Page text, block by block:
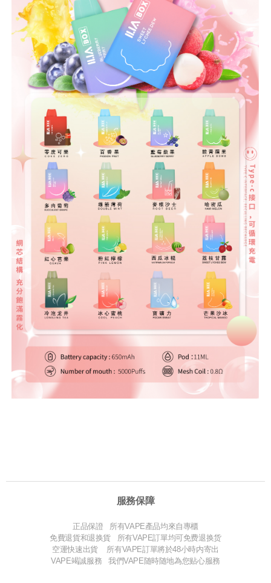
服務保障
正品保證 所有VAPE產品均來自專櫃
免費退貨和退换貨 所有VAPE訂單均可免费退换货
空運快速出貨 所有VAPE訂單將於48小時内寄出
VAPE竭誠服務 我們VAPE随時随地為您贴心服務